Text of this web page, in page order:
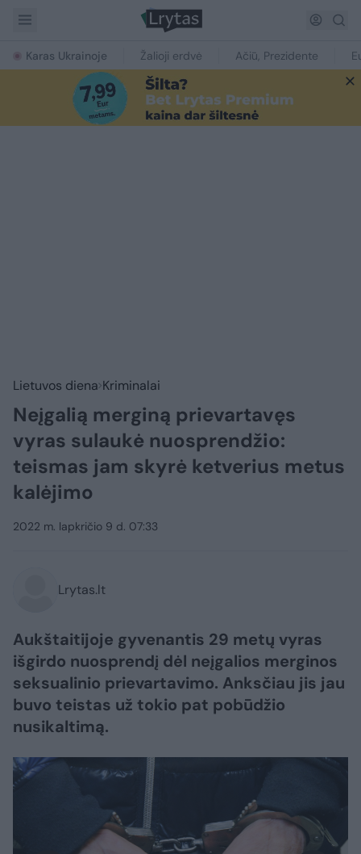
Karas Ukrainoje Žalioji erdvė Ačiū, Prezidente
Lietuvos diena Kriminalai
Neįgalią merginą prievartavęs
vyras sulaukė nuosprendžio:
teismas jam skyrė ketverius metus
kalėjimo
2022 m. lapkričio 9 d. 07:33
Lrytas.lt
Aukštaitijoje gyvenantis 29 metų vyras
išgirdo nuosprendį dėl neįgalios merginos
seksualinio prievartavimo. Anksčiau jis jau
buvo teistas už tokio pat pobūdžio
nusikaltimą.